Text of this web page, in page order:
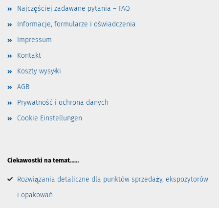
Najczęściej zadawane pytania – FAQ
Informacje, formularze i oświadczenia
Impressum
Kontakt
Koszty wysyłki
AGB
Prywatność i ochrona danych
Cookie Einstellungen
Ciekawostki na temat……
Rozwiązania detaliczne dla punktów sprzedaży, ekspozytorów
i opakowań